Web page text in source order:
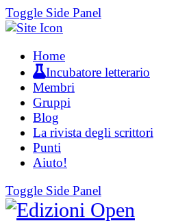
Toggle Side Panel
Home
Incubatore letterario
Membri
Gruppi
Blog
La rivista degli scrittori
Punti
Aiuto!
Toggle Side Panel